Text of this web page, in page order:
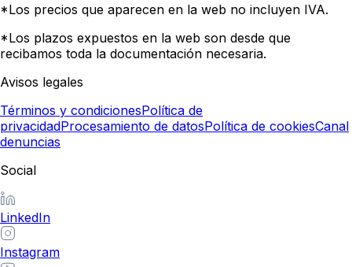
*Los precios que aparecen en la web no incluyen IVA.
*Los plazos expuestos en la web son desde que
recibamos toda la documentación necesaria.
Avisos legales
Términos y condicionesPolítica de
privacidadProcesamiento de datosPolítica de cookiesCanal
denuncias
Social
LinkedIn
Instagram